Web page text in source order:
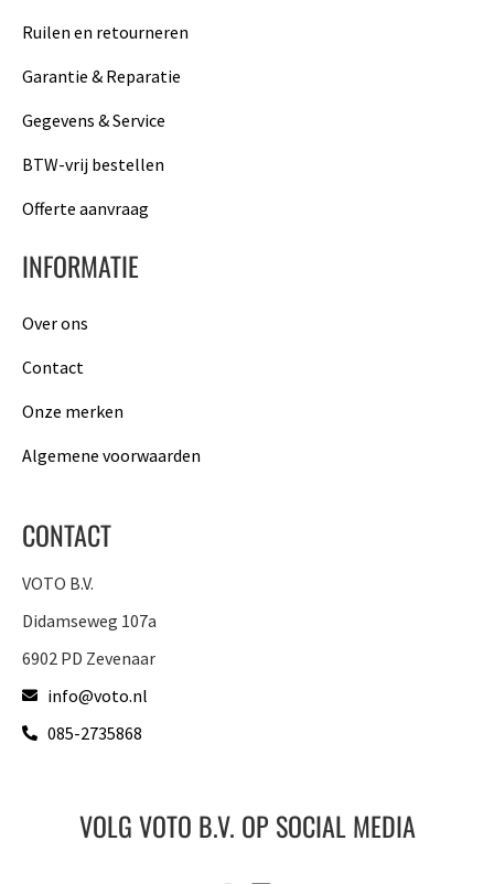
Ruilen en retourneren
Garantie & Reparatie
Gegevens & Service
BTW-vrij bestellen
Offerte aanvraag
INFORMATIE
Over ons
Contact
Onze merken
Algemene voorwaarden
CONTACT
VOTO B.V.
Didamseweg 107a
6902 PD Zevenaar
info@voto.nl
085-2735868
VOLG VOTO B.V. OP SOCIAL MEDIA